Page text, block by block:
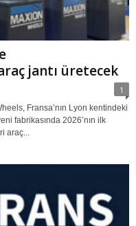
jantı üretecek
1
Fransa’nın Lyon kentindeki
fabrikasında 2026’nın ilk
araç...